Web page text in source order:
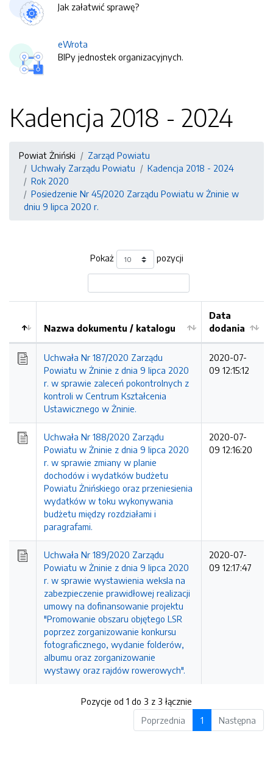
Jak załatwić sprawę?
eWrota
BIPy jednostek organizacyjnych.
Kadencja 2018 - 2024
Powiat Żniński
Zarząd Powiatu
Uchwały Zarządu Powiatu
Kadencja 2018 - 2024
Rok 2020
Posiedzenie Nr 45/2020 Zarządu Powiatu w Żninie w
dniu 9 lipca 2020 r.
Pokaż pozycji
Kolejność
Nazwa dokumentu / katalogu
Data
dodania
Uchwała Nr 187/2020 Zarządu
Powiatu w Żninie z dnia 9 lipca 2020
r. w sprawie zaleceń pokontrolnych z
kontroli w Centrum Kształcenia
Ustawicznego w Żninie.
2020-07-
09 12:15:12
Uchwała Nr 188/2020 Zarządu
Powiatu w Żninie z dnia 9 lipca 2020
r. w sprawie zmiany w planie
dochodów i wydatków budżetu
Powiatu Żnińskiego oraz przeniesienia
wydatków w toku wykonywania
budżetu między rozdziałami i
paragrafami.
2020-07-
09 12:16:20
Uchwała Nr 189/2020 Zarządu
Powiatu w Żninie z dnia 9 lipca 2020
r. w sprawie wystawienia weksla na
zabezpieczenie prawidłowej realizacji
umowy na dofinansowanie projektu
"Promowanie obszaru objętego LSR
poprzez zorganizowanie konkursu
fotograficznego, wydanie folderów,
albumu oraz zorganizowanie
wystawy oraz rajdów rowerowych".
2020-07-
09 12:17:47
Pozycje od 1 do 3 z 3 łącznie
Poprzednia
1 Następna